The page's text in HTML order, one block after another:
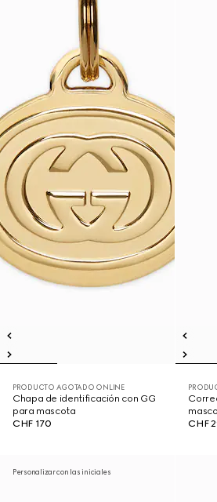
PRODUCTO AGOTADO ONLINE
Chapa de identificación con GG
para mascota
CHF 170
CHF
Personalizar con las iniciales